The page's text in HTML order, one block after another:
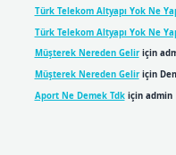
Türk Telekom Altyapı Yok Ne
Türk Telekom Altyapı Yok Ne
Müşterek Nereden Geliriçin
Müşterek Nereden Geliriçin
Aport Ne Demek Tdkiçin admin